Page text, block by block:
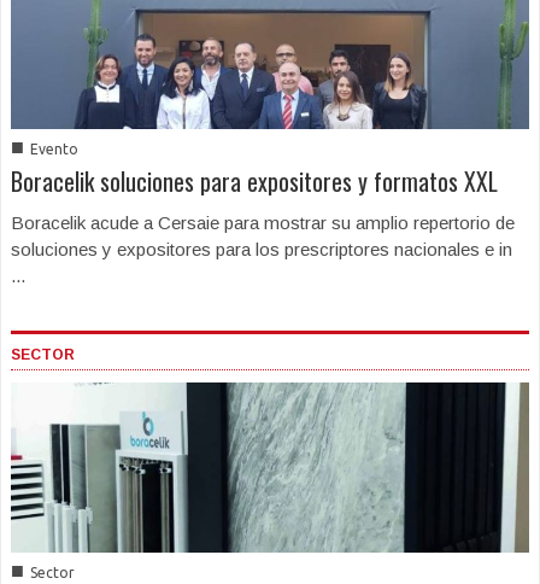
■ Evento
Boracelik soluciones para expositores y formatos XXL
Boracelik acude a Cersaie para mostrar su amplio repertorio de
soluciones y expositores para los prescriptores nacionales e in
...
SECTOR
■ Sector